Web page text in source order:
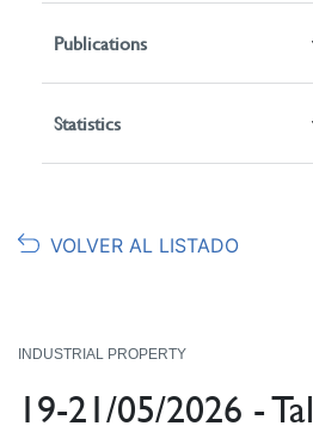
Publications
Statistics
VOLVER AL LISTADO
INDUSTRIAL PROPERTY
19-21/05/2026 -